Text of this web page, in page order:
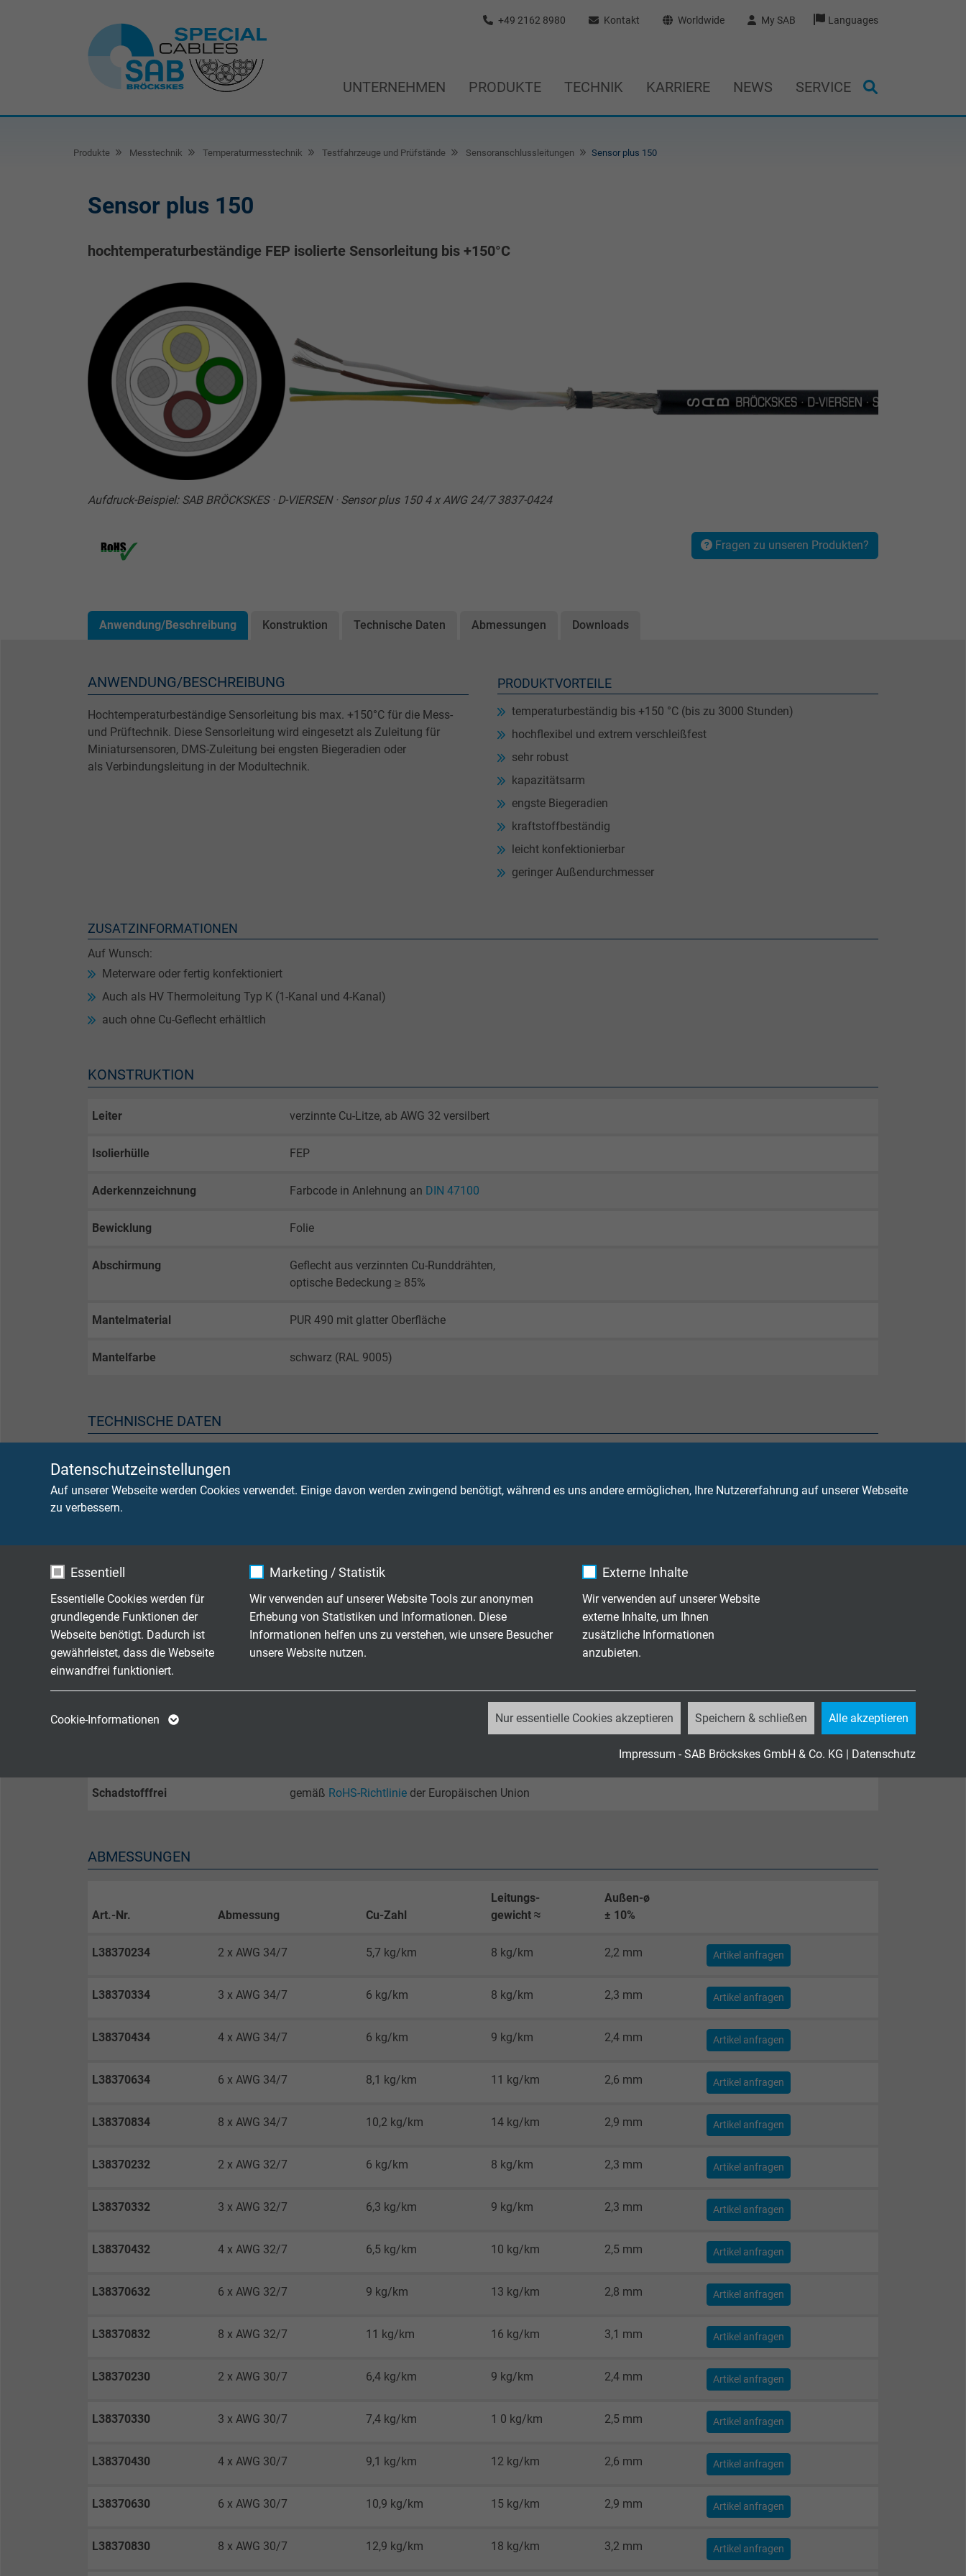
Datenschutzeinstellungen
Auf unserer Webseite werden Cookies verwendet. Einige davon werden zwingend benötigt, während es uns andere ermöglichen, Ihre Nutzererfahrung auf unserer Webseite
zu verbessern.
Essentiell
Essentielle Cookies werden für
grundlegende Funktionen der
Webseite benötigt. Dadurch ist
gewährleistet, dass die Webseite
einwandfrei funktioniert.
Marketing / Statistik
Wir verwenden auf unserer Website Tools zur anonymen
Erhebung von Statistiken und Informationen. Diese
Informationen helfen uns zu verstehen, wie unsere Besucher
unsere Website nutzen.
Anbieter Google LLC
Laufzeit 2 Jahre
Zweck
Erzeugt statistische Daten darüber, wie der
Cookie von Google für Website-Analysen.
Besucher die Website nutzt.
Name _gat_UA-4852692-1, Google Analytics
Besucher die Website nutzt.
Name IDE, Google DoubleClick
Anbieter Google LLC
Zweck
Benutzers auf der Website zu
Externe Inhalte
Wir verwenden auf unserer Website
externe Inhalte, um Ihnen
zusätzliche Informationen
anzubieten.
Cookie-Informationen Nur essentielle Cookies akzeptieren Speichern & schließen Alle akzeptieren
Impressum - SAB Bröckskes GmbH & Co. KG | Datenschutz
+49 2162 8980 Kontakt Worldwide My SAB Languages
UNTERNEHMEN PRODUKTE TECHNIK KARRIERE NEWS SERVICE
Produkte Messtechnik Temperaturmesstechnik Testfahrzeuge und Prüfstände Sensoranschlussleitungen Sensor plus 150
Sensor plus 150
hochtemperaturbeständige FEP isolierte Sensorleitung bis +150°C
Aufdruck-Beispiel: SAB BRÖCKSKES · D-VIERSEN · Sensor plus 150 4 x AWG 24/7 3837-0424
Fragen zu unseren Produkten?
Anwendung/Beschreibung Konstruktion Technische Daten Abmessungen Downloads
ANWENDUNG/BESCHREIBUNG
Hochtemperaturbeständige Sensorleitung bis max. +150°C für die Mess-
und Prüftechnik. Diese Sensorleitung wird eingesetzt als Zuleitung für
Miniatursensoren, DMS-Zuleitung bei engsten Biegeradien oder
als Verbindungsleitung in der Modultechnik.
PRODUKTVORTEILE
temperaturbeständig bis +150 °C (bis zu 3000 Stunden)
hochflexibel und extrem verschleißfest
sehr robust
kapazitätsarm
engste Biegeradien
kraftstoffbeständig
leicht konfektionierbar
geringer Außendurchmesser
ZUSATZINFORMATIONEN
Auf Wunsch:
Meterware oder fertig konfektioniert
Auch als HV Thermoleitung Typ K (1-Kanal und 4-Kanal)
auch ohne Cu-Geflecht erhältlich
KONSTRUKTION
Leiter verzinnte Cu-Litze, ab AWG 32 versilbert
Isolierhülle FEP
Aderkennzeichnung Farbcode in Anlehnung an DIN 47100
Bewicklung Folie
Abschirmung
Geflecht aus verzinnten Cu-Runddrähten,
optische Bedeckung ≥ 85%
Mantelmaterial PUR 490 mit glatter Oberfläche
Mantelfarbe schwarz (RAL 9005)
TECHNISCHE DATEN
Betriebsspitzenspannung
Ader/Ader 600 V
frei beweglich: 10 x d
Temperaturbereich Leitung
nicht bewegt*: -50/+150 °C
bewegt*: -40/+150 °C
* +150 °C – bis zu 3000 Stunden
Ölbeständigkeit
Schadstofffrei gemäß RoHS-Richtlinie der Europäischen Union
ABMESSUNGEN
Art.-Nr. Abmessung Cu-Zahl
Leitungs-
gewicht ≈
Außen-ø
± 10%
L38370234 2 x AWG 34/7 5,7 kg/km 8 kg/km 2,2 mm Artikel anfragen
L38370334 3 x AWG 34/7 6 kg/km 8 kg/km 2,3 mm Artikel anfragen
L38370434 4 x AWG 34/7 6 kg/km 9 kg/km 2,4 mm Artikel anfragen
L38370634 6 x AWG 34/7 8,1 kg/km 11 kg/km 2,6 mm Artikel anfragen
L38370834 8 x AWG 34/7 10,2 kg/km 14 kg/km 2,9 mm Artikel anfragen
L38370232 2 x AWG 32/7 6 kg/km 8 kg/km 2,3 mm Artikel anfragen
L38370332 3 x AWG 32/7 6,3 kg/km 9 kg/km 2,3 mm Artikel anfragen
L38370432 4 x AWG 32/7 6,5 kg/km 10 kg/km 2,5 mm Artikel anfragen
L38370632 6 x AWG 32/7 9 kg/km 13 kg/km 2,8 mm Artikel anfragen
L38370832 8 x AWG 32/7 11 kg/km 16 kg/km 3,1 mm Artikel anfragen
L38370230 2 x AWG 30/7 6,4 kg/km 9 kg/km 2,4 mm Artikel anfragen
L38370330 3 x AWG 30/7 7,4 kg/km 1 0 kg/km 2,5 mm Artikel anfragen
L38370430 4 x AWG 30/7 9,1 kg/km 12 kg/km 2,6 mm Artikel anfragen
L38370630 6 x AWG 30/7 10,9 kg/km 15 kg/km 2,9 mm Artikel anfragen
L38370830 8 x AWG 30/7 12,9 kg/km 18 kg/km 3,2 mm Artikel anfragen